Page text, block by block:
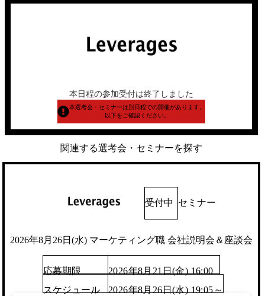
本日程の参加受付は終了しました
本選考会・セミナーは別日程での開催があります。
以下をご確認ください。
関連する選考会・セミナーを探す
受付中 セミナー
2026年8月26日(水) マーケティング職 会社説明会＆座談会
応募期限
2026年8月21日(金) 16:00
スケジュール
2026年8月26日(水) 19:05～